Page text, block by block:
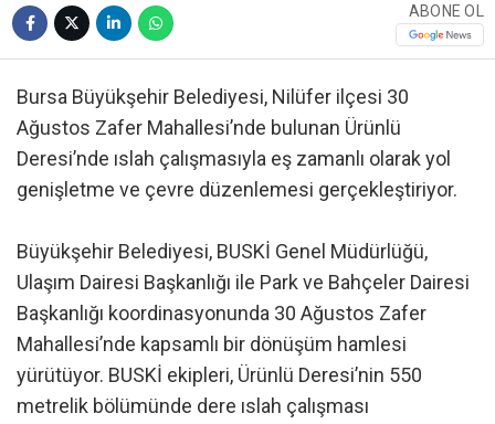
ABONE OL
Bursa Büyükşehir Belediyesi, Nilüfer ilçesi 30
Ağustos Zafer Mahallesi’nde bulunan Ürünlü
Deresi’nde ıslah çalışmasıyla eş zamanlı olarak yol
genişletme ve çevre düzenlemesi gerçekleştiriyor.
Büyükşehir Belediyesi, BUSKİ Genel Müdürlüğü,
Ulaşım Dairesi Başkanlığı ile Park ve Bahçeler Dairesi
Başkanlığı koordinasyonunda 30 Ağustos Zafer
Mahallesi’nde kapsamlı bir dönüşüm hamlesi
yürütüyor. BUSKİ ekipleri, Ürünlü Deresi’nin 550
metrelik bölümünde dere ıslah çalışması